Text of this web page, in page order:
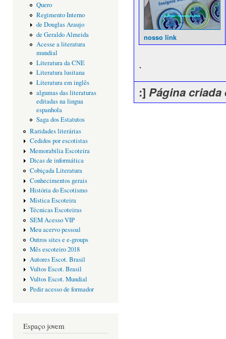
Quero
Regimento Interno
de Douglas Araujo
de Geraldo Almeida
Acesse a literatura
mundial
Literatura da CNE
Literatura lusitana
Literatura em inglês
algumas das literaturas
editadas na lingua
espanhola
Saga dos Estatutos
Raridades literárias
Cedidos por escotistas
Memorabilia Escoteira
Dicas de informática
Cobiçada Literatura
Conhecimentos gerais
História do Escotismo
Mística Escoteira
Técnicas Escoteiras
SEM Acesso VIP
Meu acervo pessoal
Outros sites e e-groups
Mês escoteiro 2018
Autores Escot. Brasil
Vultos Escot. Brasil
Vultos Escot. Mundial
Pedir acesso de formador
Espaço jovem
nosso link
.
:] Página criada